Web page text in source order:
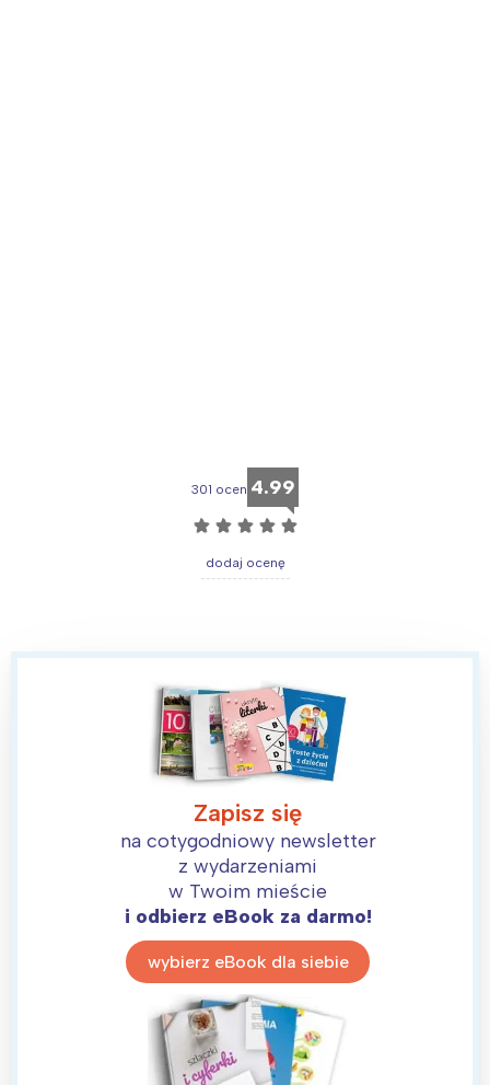
301 ocen 4.99
☆ ☆ ☆ ☆ ☆
dodaj ocenę
Zapisz się
na cotygodniowy newsletter
z wydarzeniami
w Twoim mieście
i odbierz eBook za darmo!
wybierz eBook dla siebie